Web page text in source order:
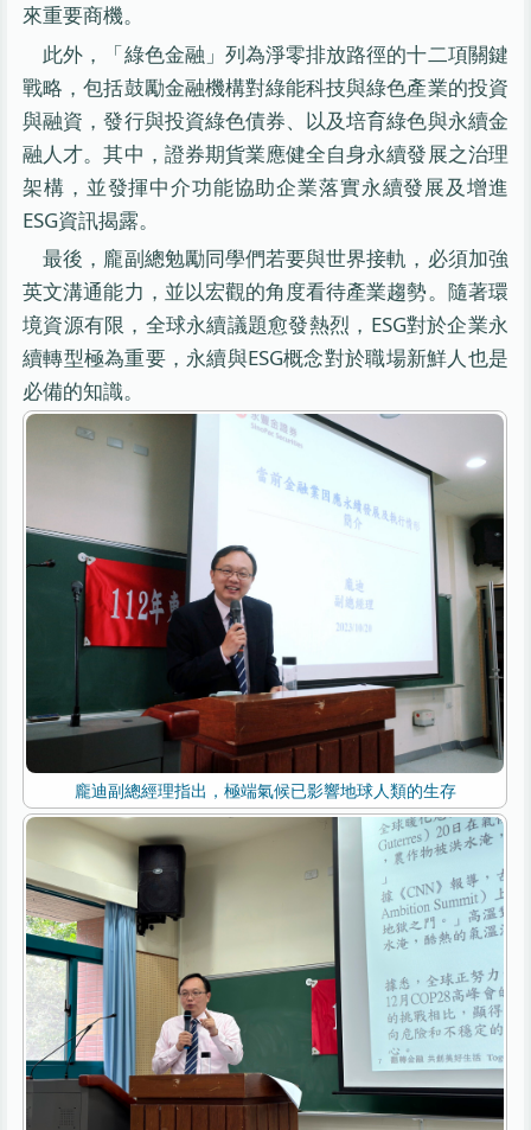
來重要商機。
此外，「綠色金融」列為淨零排放路徑的十二項關鍵
戰略，包括鼓勵金融機構對綠能科技與綠色產業的投資
與融資，發行與投資綠色債券、以及培育綠色與永續金
融人才。其中，證券期貨業應健全自身永續發展之治理
架構，並發揮中介功能協助企業落實永續發展及增進
ESG資訊揭露。
最後，龐副總勉勵同學們若要與世界接軌，必須加強
英文溝通能力，並以宏觀的角度看待產業趨勢。隨著環
境資源有限，全球永續議題愈發熱烈，ESG對於企業永
續轉型極為重要，永續與ESG概念對於職場新鮮人也是
必備的知識。
龐迪副總經理指出，極端氣候已影響地球人類的生存